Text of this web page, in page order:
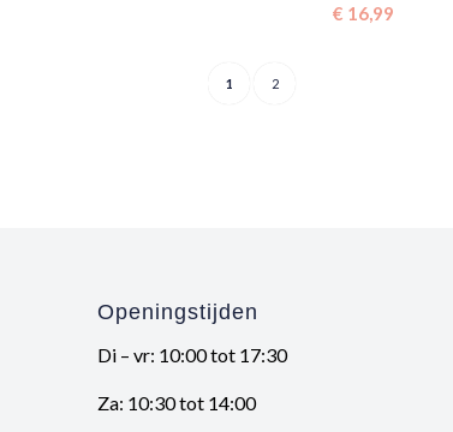
€ 16,99
1 2
Openingstijden
Di – vr: 10:00 tot 17:30
Za: 10:30 tot 14:00